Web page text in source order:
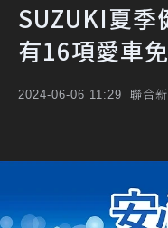
SUZUKI夏季
有16項愛車
2024-06-06 11:29 聯合